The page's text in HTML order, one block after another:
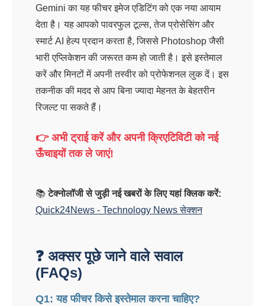
Gemini का यह फीचर इमेज एडिटिंग को एक नया आयाम
देता है। यह आपको पावरफुल टूल्स, तेज प्रोसेसिंग और
स्मार्ट AI हेल्प प्रदान करता है, जिससे Photoshop जैसी
भारी एप्लिकेशन की जरूरत कम हो जाती है। इसे इस्तेमाल
करें और मिनटों में अपनी तस्वीर को प्रोफेशनल लुक दें। इस
तकनीक की मदद से आप बिना ज्यादा मेहनत के बेहतरीन
रिजल्ट पा सकते हैं।
👉 अभी ट्राई करें और अपनी क्रिएटिविटी को नई
ऊँचाइयों तक ले जाएं!
📚टेक्नोलॉजी से जुड़ी नई खबरों के लिए यहां क्लिक करें:
Quick24News - Technology News सेक्शन
❓ अक्सर पूछे जाने वाले सवाल
(FAQs)
Q1: यह फीचर किसे इस्तेमाल करना चाहिए?